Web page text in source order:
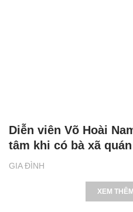
GIA ĐÌNH
Diễn viên Võ Hoài
tâm khi có bà xã
XEM